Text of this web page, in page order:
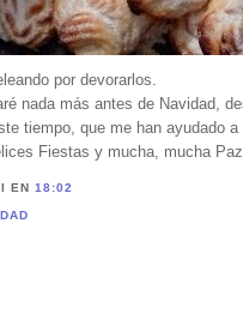
por devorarlos.
nada más antes de Navidad,
tiempo, que me han ayudado
Fiestas y mucha, mucha Paz
IEN18:02